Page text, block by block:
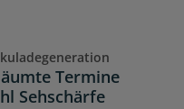
Termine
Sehschärfe